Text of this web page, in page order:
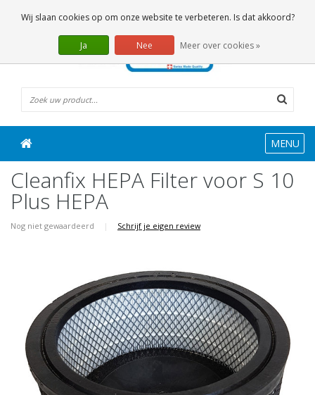
0 Artikelen
MENU
Cleanfix HEPA Filter voor S 10
Plus HEPA
Nog niet gewaardeerd | Schrijf je eigen review
Wij slaan cookies op om onze website te verbeteren. Is dat akkoord?
Ja Nee Meer over cookies »